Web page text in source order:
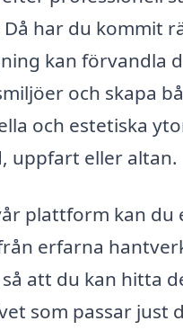
Då har du kommit
kan förvandla
och skapa
och estetiska
uppfart eller altan.
plattform kan du
erfarna
att du kan hitta
som passar just